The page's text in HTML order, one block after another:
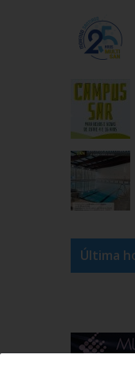
Última